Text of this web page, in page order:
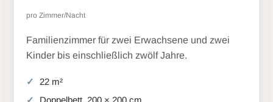
pro Zimmer/Nacht
Familienzimmer für zwei Erwachsene und zwei
Kinder bis einschließlich zwölf Jahre.
22 m²
Doppelbett, 200 × 200 cm